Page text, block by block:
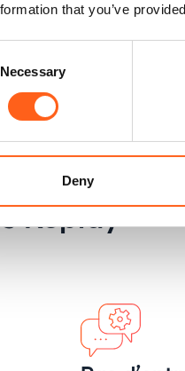
that you’ve
Necessary
Deny
Replay